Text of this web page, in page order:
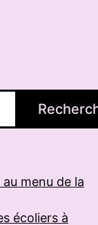
menu de la
écoliers à